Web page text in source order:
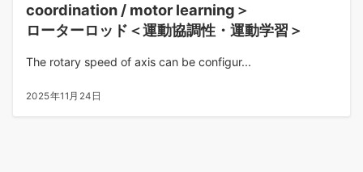
coordination / motor learning＞
ローターロッド＜運動協調性・運動学習＞
The rotary speed of axis can be configur...
2025年11月24日